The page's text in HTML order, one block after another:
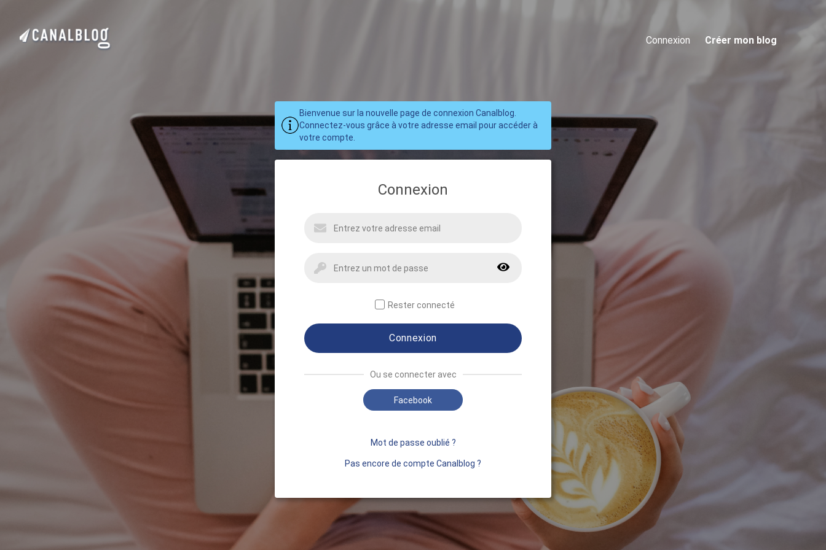
Connexion Créer mon blog
Bienvenue sur la nouvelle page de connexion Canalblog.
Connectez-vous grâce à votre adresse email pour accéder à
votre compte.
Connexion
Rester connecté
Connexion
Ou se connecter avec
Facebook
Mot de passe oublié ?
Pas encore de compte Canalblog ?